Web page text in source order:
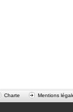
Charte Mentions